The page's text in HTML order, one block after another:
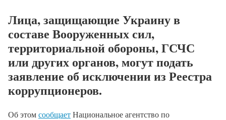
Лица, защищающие Украину в
составе Вооруженных сил,
территориальной обороны, ГСЧС
или других органов, могут подать
заявление об исключении из Реестра
коррупционеров.
Об этомсообщаетНациональное агентство по